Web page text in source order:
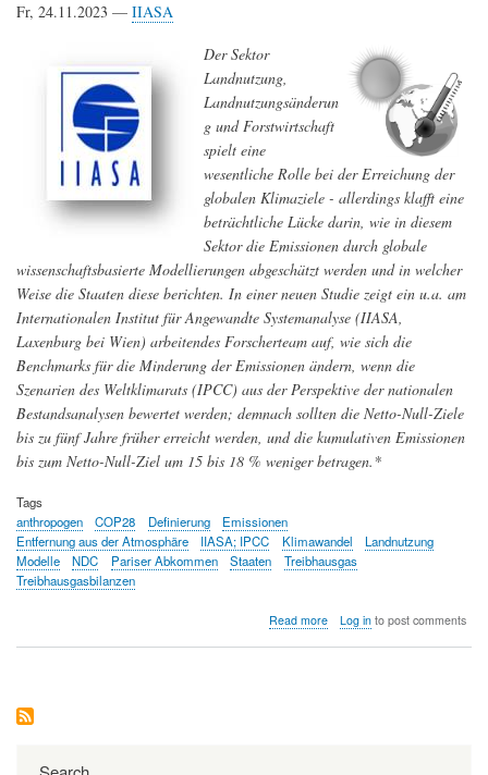
Fr, 24.11.2023 — IIASA
Der Sektor
Landnutzung,
Landnutzungsänderun
g und Forstwirtschaft
spielt eine
wesentliche Rolle bei der Erreichung der
globalen Klimaziele - allerdings klafft eine
beträchtliche Lücke darin, wie in diesem
Sektor die Emissionen durch globale
wissenschaftsbasierte Modellierungen abgeschätzt werden und in welcher
Weise die Staaten diese berichten. In einer neuen Studie zeigt ein u.a. am
Internationalen Institut für Angewandte Systemanalyse (IIASA,
Laxenburg bei Wien) arbeitendes Forscherteam auf, wie sich die
Benchmarks für die Minderung der Emissionen ändern, wenn die
Szenarien des Weltklimarats (IPCC) aus der Perspektive der nationalen
Bestandsanalysen bewertet werden; demnach sollten die Netto-Null-Ziele
bis zu fünf Jahre früher erreicht werden, und die kumulativen Emissionen
bis zum Netto-Null-Ziel um 15 bis 18 % weniger betragen.*
Tags
anthropogen
COP28 Definierung
Emissionen
Entfernung aus der Atmosphäre
IIASA; IPCC Klimawandel
Landnutzung
Modelle
NDC Pariser Abkommen Staaten
Treibhausgas
Treibhausgasbilanzen
Read moreabout
Log into post comments